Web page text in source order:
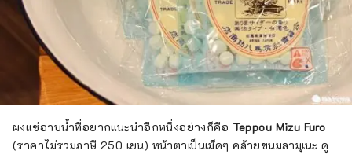
ผงแช่อาบน้ำที่อยากแนะนำอีกหนึ่งอย่างก็คือ Teppou Mizu Furo
(ราคาไม่รวมภาษี 250 เยน) หน้าตาเป็นเม็ดๆ คล้ายขนมลามุเนะ ดู